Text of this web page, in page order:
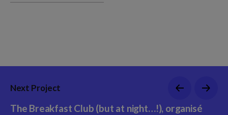
Next Project
The Breakfast Club (but at night…!), organisé